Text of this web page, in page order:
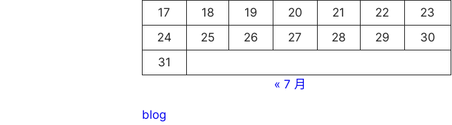
17
18 19 20 21 22
23
24
25 26 27 28 29
30
31
« 7 月
blog